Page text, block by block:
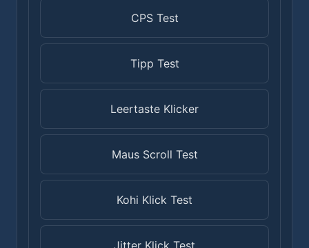
CPS Test
Tipp Test
Leertaste Klicker
Maus Scroll Test
Kohi Klick Test
Jitter Klick Test